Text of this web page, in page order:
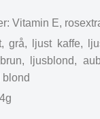
Vitamin E,
grå, ljust kaffe,
ljusblond,
blond